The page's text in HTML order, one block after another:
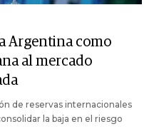
Argentina como
al mercado
de reservas internacionales
la baja en el riesgo